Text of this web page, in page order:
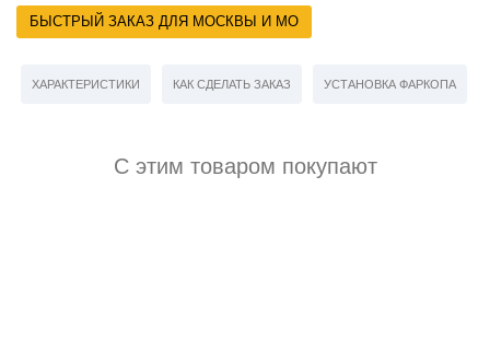
БЫСТРЫЙ ЗАКАЗ ДЛЯ МОСКВЫ И МО
ХАРАКТЕРИСТИКИ КАК СДЕЛАТЬ ЗАКАЗ УСТАНОВКА ФАРКОПА
С этим товаром покупают